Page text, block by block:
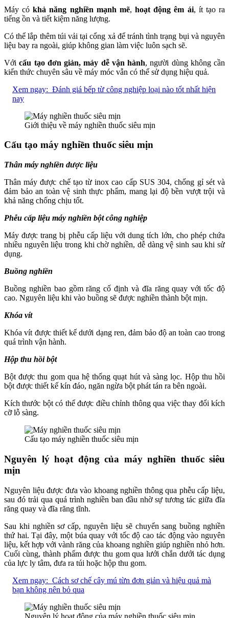
Máy cókhả năng nghiền mạnh mẽ,hoạt động êm ái, ít tạo ra
tiếng ồn và tiết kiệm năng lượng.
Có thể lắp thêm túi vải tại cổng xả để tránh tình trạng bụi và nguyên
liệu bay ra ngoài, giúp không gian làm việc luôn sạch sẽ.
Vớicấu tạo đơn giản, máy dễ vận hành, người dùng không cần
kiến thức chuyên sâu về máy móc vẫn có thể sử dụng hiệu quả.
Xem ngay: Đánh giá bếp từ công nghiệp loại nào tốt nhất hiện
nay
Giới thiệu về máy nghiền thuốc siêu mịn
Cấu tạo máy nghiền thuốc siêu mịn
Thân máy nghiền dược liệu
Thân máy được chế tạo từ inox cao cấp SUS 304, chống gỉ sét và
đảm bảo an toàn vệ sinh thực phẩm, mang lại độ bền vượt trội và
khả năng chống chịu tốt.
Phễu cấp liệu máy nghiền bột công nghiệp
Máy được trang bị phễu cấp liệu với dung tích lớn, cho phép chứa
nhiều nguyên liệu trong khi chờ nghiền, dễ dàng vệ sinh sau khi sử
dụng.
Buồng nghiền
Buồng nghiền bao gồm răng cố định và đĩa răng quay với tốc độ
cao. Nguyên liệu khi vào buồng sẽ được nghiền thành bột mịn.
Khóa vít
Khóa vít được thiết kế dưới dạng ren, đảm bảo độ an toàn cao trong
quá trình vận hành.
Hộp thu hồi bột
Bột được thu gom qua hệ thống quạt hút và sàng lọc. Hộp thu hồi
bột được thiết kế kín đáo, ngăn ngừa bột phát tán ra bên ngoài.
Kích thước bột có thể được điều chỉnh thông qua việc thay đổi kích
cỡ lỗ sàng.
Cấu tạo máy nghiền thuốc siêu mịn
Nguyên lý hoạt động của máy nghiền thuốc siêu
mịn
Nguyên liệu được đưa vào khoang nghiền thông qua phễu cấp liệu,
sau đó trải qua quá trình nghiền ban đầu nhờ sự tương tác giữa đĩa
răng quay và đĩa răng tĩnh.
Sau khi nghiền sơ cấp, nguyên liệu sẽ chuyển sang buồng nghiền
thứ hai. Tại đây, một búa quay với tốc độ cao tác động vào nguyên
liệu, kết hợp với vành răng của khoang nghiền giúp nghiền nhỏ hơn.
Cuối cùng, thành phẩm được thu gom qua lưới chắn dưới tác dụng
của lực ly tâm, đưa ra túi hoặc hộp thu gom.
Xem ngay: Cách sơ chế cây mú từn đơn giản và hiệu quả mà
bạn không nên bỏ qua
Nguyên lý hoạt động của máy nghiền thuốc siêu mịn